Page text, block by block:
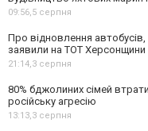
09:56,5 серпня
Про відновлення
заявили на ТОТ Херсонщини
21:14,3 серпня
80% бджолиних сімей
російську агресію
13:13,3 серпня